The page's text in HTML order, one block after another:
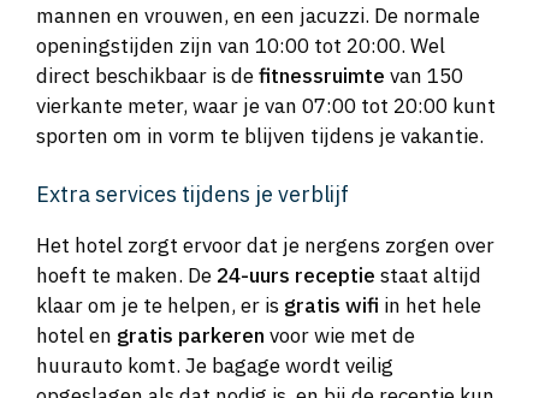
mannen en vrouwen, en een jacuzzi. De normale
openingstijden zijn van 10:00 tot 20:00. Wel
direct beschikbaar is defitnessruimte van 150
vierkante meter, waar je van 07:00 tot 20:00 kunt
sporten om in vorm te blijven tijdens je vakantie.
Extra services tijdens je verblijf
Het hotel zorgt ervoor dat je nergens zorgen over
hoeft te maken. De 24-uurs receptie staat altijd
klaar om je te helpen, er is gratis wifi in het hele
hotel en gratis parkeren voor wie met de
huurauto komt. Je bagage wordt veilig